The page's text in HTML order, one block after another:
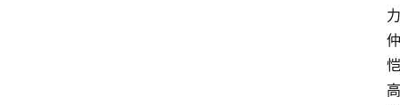
力
仲
恺
高